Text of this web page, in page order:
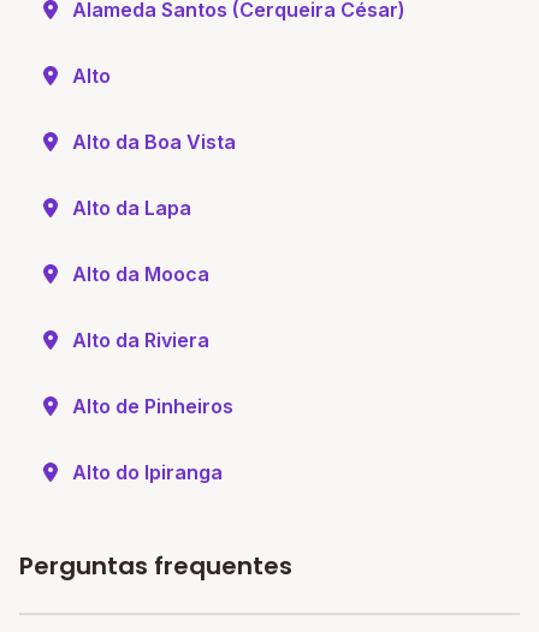
Alameda Santos (Cerqueira César)
Alto
Alto da Boa Vista
Alto da Lapa
Alto da Mooca
Alto da Riviera
Alto de Pinheiros
Alto do Ipiranga
Perguntas frequentes